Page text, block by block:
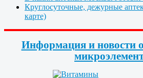
Круглосуточные, дежурные
карте)
Информация и новости